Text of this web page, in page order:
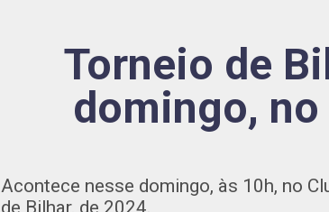
Torneio de
domingo, no
Acontece nesse domingo, às 10h, no
de Bilhar, de 2024.